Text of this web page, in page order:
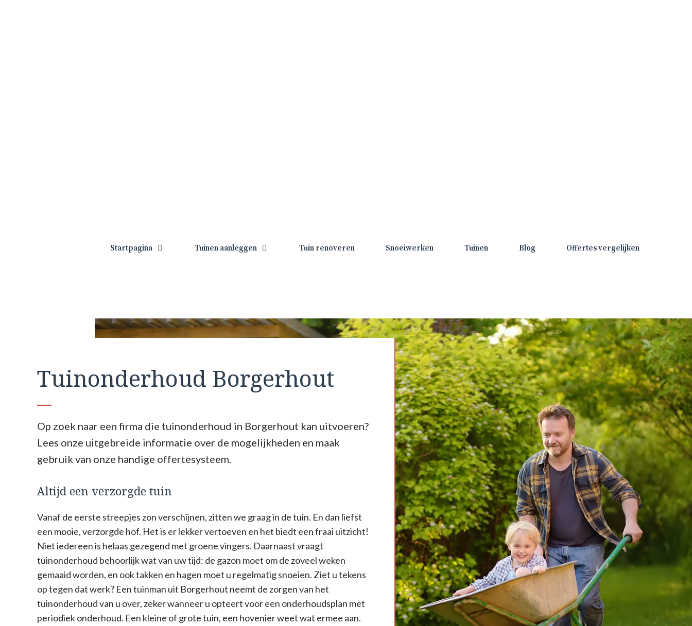
Startpagina Tuinen aanleggen Tuin renoveren Snoeiwerken Tuinen Blog Offertes vergelijken
Tuinonderhoud Borgerhout
Op zoek naar een firma die tuinonderhoud in Borgerhout kan uitvoeren?
Lees onze uitgebreide informatie over de mogelijkheden en maak
gebruik van onze handige offertesysteem.
Altijd een verzorgde tuin
Vanaf de eerste streepjes zon verschijnen, zitten we graag in de tuin. En dan liefst
een mooie, verzorgde hof. Het is er lekker vertoeven en het biedt een fraai uitzicht!
Niet iedereen is helaas gezegend met groene vingers. Daarnaast vraagt
tuinonderhoud behoorlijk wat van uw tijd: de gazon moet om de zoveel weken
gemaaid worden, en ook takken en hagen moet u regelmatig snoeien. Ziet u tekens
op tegen dat werk? Een tuinman uit Borgerhout neemt de zorgen van het
tuinonderhoud van u over, zeker wanneer u opteert voor een onderhoudsplan met
periodiek onderhoud. Een kleine of grote tuin, een hovenier weet wat ermee aan.